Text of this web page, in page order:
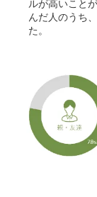
ルが⾼いこと
んだ⼈のうち
た。